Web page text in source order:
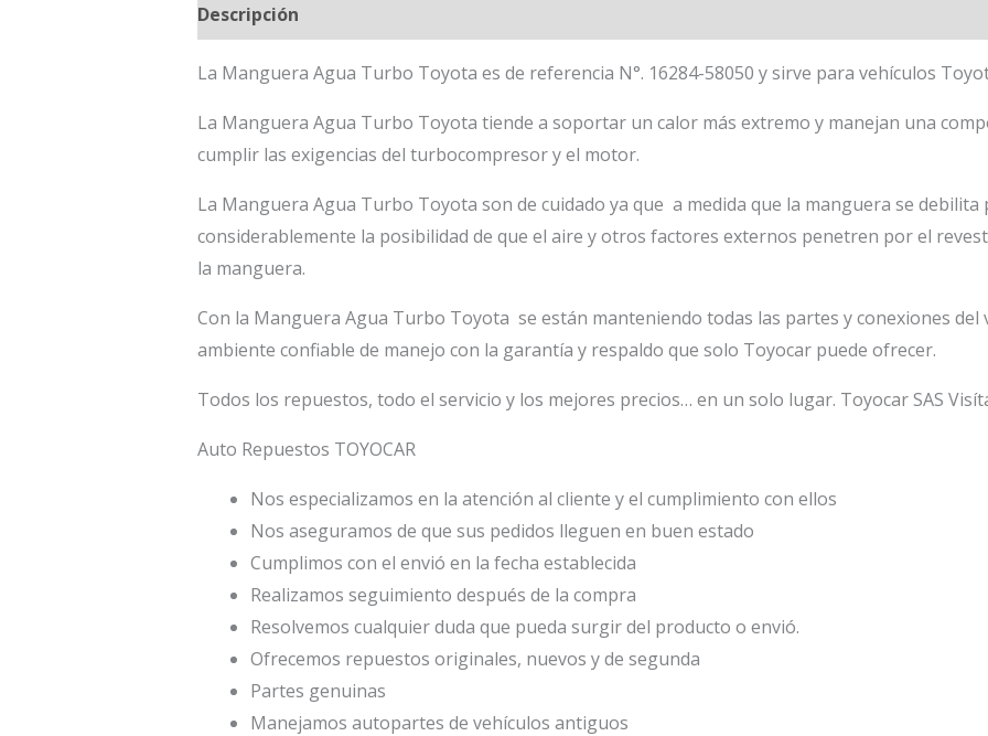
Descripción
La Manguera Agua Turbo Toyota es de referencia N°. 16284-58050 y sirve para vehículos
La Manguera Agua Turbo Toyota tiende a soportar un calor más extremo y manejan una
cumplir las exigencias del turbocompresor y el motor.
La Manguera Agua Turbo Toyota son de cuidado ya que a medida que la manguera se
considerablemente la posibilidad de que el aire y otros factores externos penetren por el
la manguera.
Con la Manguera Agua Turbo Toyota se están manteniendo todas las partes y conexiones del
ambiente confiable de manejo con la garantía y respaldo que solo Toyocar puede ofrecer.
Todos los repuestos, todo el servicio y los mejores precios… en un solo lugar. Toyocar SAS
Auto Repuestos TOYOCAR
Nos especializamos en la atención al cliente y el cumplimiento con ellos
Nos aseguramos de que sus pedidos lleguen en buen estado
Cumplimos con el envió en la fecha establecida
Realizamos seguimiento después de la compra
Resolvemos cualquier duda que pueda surgir del producto o envió.
Ofrecemos repuestos originales, nuevos y de segunda
Partes genuinas
Manejamos autopartes de vehículos antiguos